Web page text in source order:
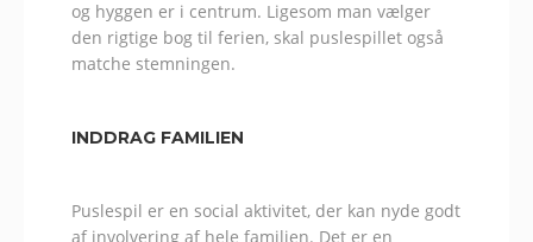
og hyggen er i centrum. Ligesom man vælger
den rigtige bog til ferien, skal puslespillet også
matche stemningen.
INDDRAG FAMILIEN
Puslespil er en social aktivitet, der kan nyde godt
af involvering af hele familien. Det er en